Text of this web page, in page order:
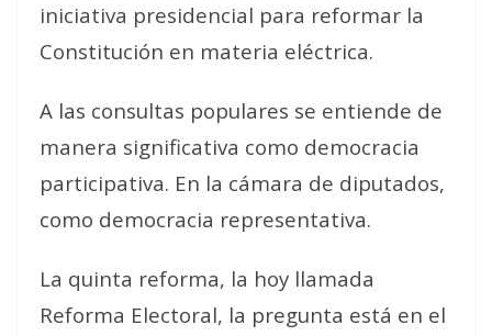
iniciativa presidencial para reformar la
Constitución en materia eléctrica.
A las consultas populares se entiende de
manera significativa como democracia
participativa. En la cámara de diputados,
como democracia representativa.
La quinta reforma, la hoy llamada
Reforma Electoral, la pregunta está en el